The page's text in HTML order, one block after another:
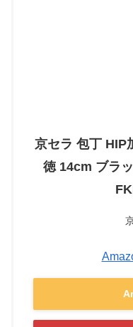
京セラ 包丁 HIP
徳 14cm ブラ